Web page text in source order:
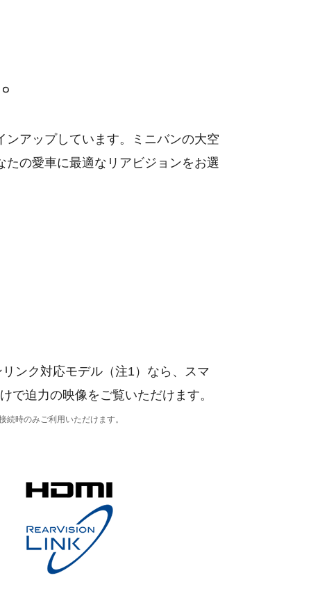
アップしています。ミニバンの大空
の愛車に最適なリアビジョンをお選
ンク対応モデル（注1）なら、スマ
で迫力の映像をご覧いただけます。
時のみご利用いただけます。